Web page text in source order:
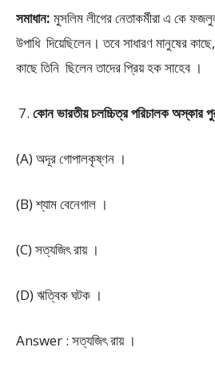
সমাধান: মুসলিম লীগের নেতাকর্মীরা এ কে
উপাধি দিয়েছিলেন। তবে সাধারণ মানুষের
কাছে তিনি ছিলেন তাদের প্রিয় হক সাহেব ।
কোন ভারতীয় চলচ্চিত্র পরিচালক অস্কার
(A) অদূর গোপালকৃষ্ণন ।
(B) শ্যাম বেনেগাল ।
(C) সত্যজিৎ রায় ।
(D) ঋত্বিক ঘটক ।
Answer : সত্যজিৎ রায় ।